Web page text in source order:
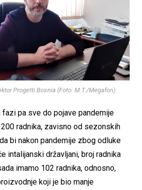
Progetti Bosnia (Foto: M.T./Megafon)
fazi pa sve do pojave pandemije
radnika, zavisno od sezonskih
bi nakon pandemije zbog odluke
intalijanski državljani, broj radnika
imamo 102 radnika, odnosno,
koji je bio manje